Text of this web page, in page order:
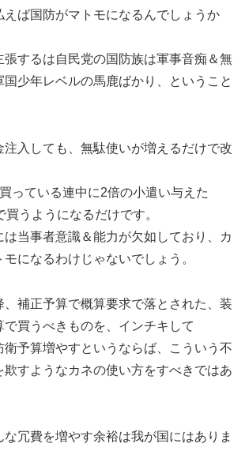
えば国防がマトモになるんでしょうか
張するは自民党の国防族は軍事音痴＆無
少年レベルの馬鹿ばかり、ということ
注入しても、無駄使いが増えるだけで改
っている連中に2倍の小遣い与えた
買うようになるだけです。
は当事者意識＆能力が欠如しており、カ
になるわけじゃないでしょう。
、補正予算で概算要求で落とされた、装
買うべきものを、インチキして
衛予算増やすというならば、こういう不
欺すようなカネの使い方をすべきではあ
冗費を増やす余裕は我が国にはありま